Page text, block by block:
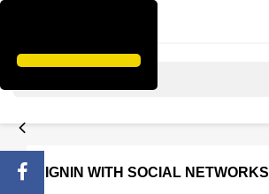
SIGNIN WITH SOCIAL NETWORKS